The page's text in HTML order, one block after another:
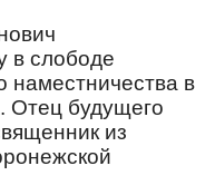
в слободе
наместничества в
Отец будущего
из